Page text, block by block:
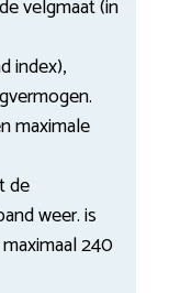
velgmaat (in
index),
maximale
de
weer. is
240